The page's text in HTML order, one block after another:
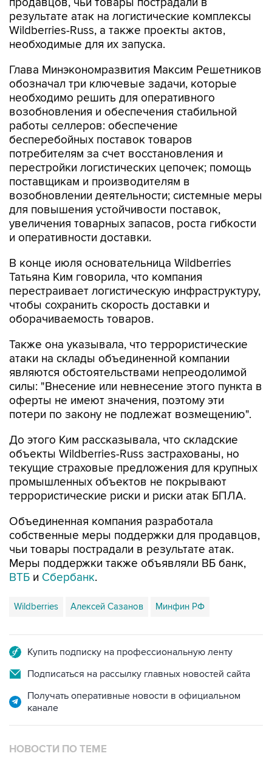
продавцов, чьи товары пострадали в
результате атак на логистические комплексы
Wildberries-Russ, а также проекты актов,
необходимые для их запуска.
Глава Минэкономразвития Максим Решетников
обозначал три ключевые задачи, которые
необходимо решить для оперативного
возобновления и обеспечения стабильной
работы селлеров: обеспечение
бесперебойных поставок товаров
потребителям за счет восстановления и
перестройки логистических цепочек; помощь
поставщикам и производителям в
возобновлении деятельности; системные меры
для повышения устойчивости поставок,
увеличения товарных запасов, роста гибкости
и оперативности доставки.
В конце июля основательница Wildberries
Татьяна Ким говорила, что компания
перестраивает логистическую инфраструктуру,
чтобы сохранить скорость доставки и
оборачиваемость товаров.
Также она указывала, что террористические
атаки на склады объединенной компании
являются обстоятельствами непреодолимой
силы: "Внесение или невнесение этого пункта в
оферты не имеют значения, поэтому эти
потери по закону не подлежат возмещению".
До этого Ким рассказывала, что складские
объекты Wildberries-Russ застрахованы, но
текущие страховые предложения для крупных
промышленных объектов не покрывают
террористические риски и риски атак БПЛА.
Объединенная компания разработала
собственные меры поддержки для продавцов,
чьи товары пострадали в результате атак.
Меры поддержки также объявляли ВБ банк,
ВТБ и Сбербанк.
Wildberries Алексей Сазанов Минфин РФ
Купить подписку на профессиональную ленту
Подписаться на рассылку главных новостей сайта
Получать оперативные новости в официальном
канале
НОВОСТИ ПО ТЕМЕ